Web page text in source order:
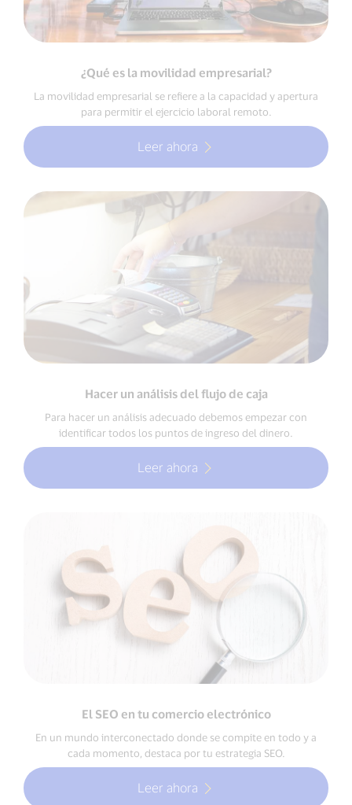
¿Qué es la movilidad empresarial?
La movilidad empresarial se refiere a la capacidad y apertura
para permitir el ejercicio laboral remoto.
Leer ahora
Hacer un análisis del flujo de caja
Para hacer un análisis adecuado debemos empezar con
identificar todos los puntos de ingreso del dinero.
Leer ahora
El SEO en tu comercio electrónico
En un mundo interconectado donde se compite en todo y a
cada momento, destaca por tu estrategia SEO.
Leer ahora